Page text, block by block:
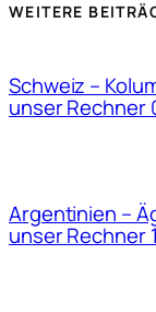
WEITERE
Schweiz –
unser Rechner
Argentinien –
unser Rechner